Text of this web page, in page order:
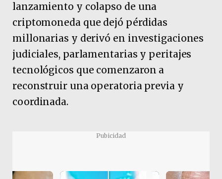
lanzamiento y colapso de una
criptomoneda que dejó pérdidas
millonarias y derivó en investigaciones
judiciales, parlamentarias y peritajes
tecnológicos que comenzaron a
reconstruir una operatoria previa y
coordinada.
Pubicidad